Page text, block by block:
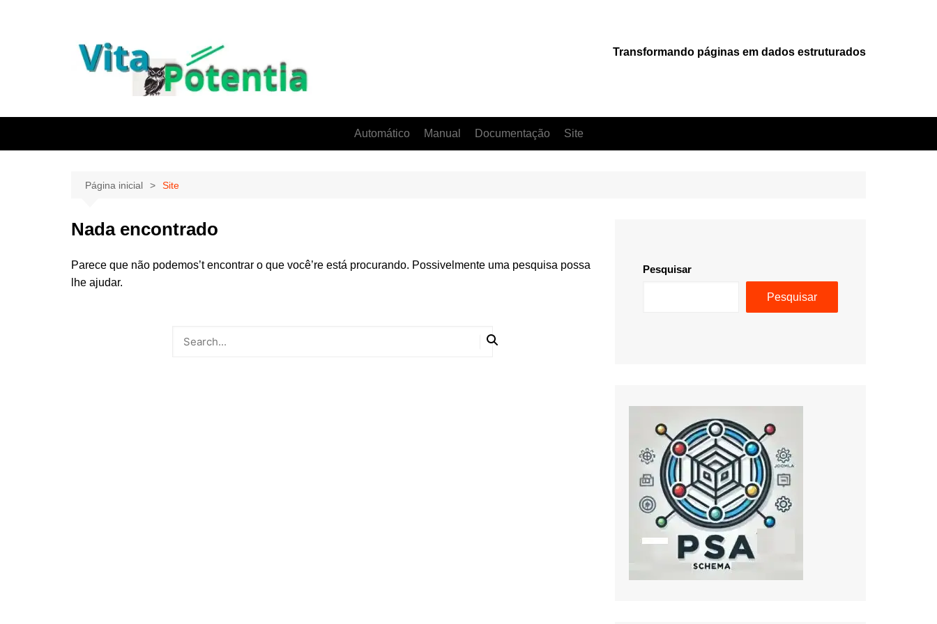
Transformando páginas em dados estruturados
Automático Manual Documentação Site
Página inicial Site
Nada encontrado
Parece que não podemos’t encontrar o que você’re está procurando. Possivelmente uma pesquisa possa
lhe ajudar.
Pesquisar
Pesquisar